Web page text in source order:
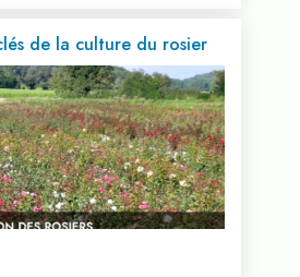
cette vidéo...
de la culture du rosier